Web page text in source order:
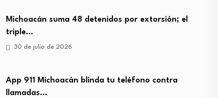
Michoacán suma 48 detenidos por extorsión; el
triple…
30 de julio de 2026
App 911 Michoacán blinda tu teléfono contra
llamadas…